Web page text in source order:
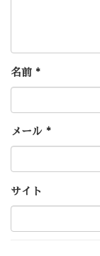
名前 *
メール *
サイト